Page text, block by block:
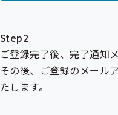
Step2
ご登録完了後、完了通知
その後、ご登録のメール
たします。